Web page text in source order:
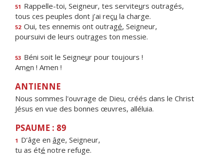
51 Rappelle-toi, Seigneur, tes serviteurs outragés,
tous ces peuples dont j’ai reçu la charge.
52 Oui, tes ennemis ont outragé, Seigneur,
poursuivi de leurs outrages ton messie.
53 Béni soit le Seigneur pour toujours !
Amen ! Amen !
ANTIENNE
Nous sommes l'ouvrage de Dieu, créés dans le Christ
Jésus en vue des bonnes œuvres, alléluia.
PSAUME : 89
1 D’âge en âge, Seigneur,
tu as été notre refuge.